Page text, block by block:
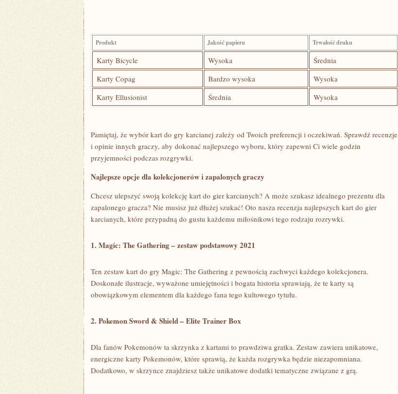
Produkt Jakość ⁢papieru Trwałość⁣ druku
Karty Bicycle Wysoka
Średnia
Karty‍ Copag
Bardzo wysoka
Wysoka
Karty Ellusionist
Średnia Wysoka
Pamiętaj, że wybór kart ​do gry karcianej zależy ‌od Twoich preferencji i oczekiwań.⁢ Sprawdź recenzje
⁤i opinie innych graczy, aby dokonać najlepszego wyboru, który zapewni Ci wiele godzin
przyjemności ⁤podczas rozgrywki.
Najlepsze opcje ‌dla ⁤kolekcjonerów​ i ​zapalonych graczy
Chcesz ulepszyć swoją kolekcję kart do gier‍ karcianych? A może⁢ szukasz idealnego prezentu dla⁢
zapalonego gracza? Nie ‌musisz już dłużej szukać! ⁤Oto nasza recenzja ⁤najlepszych kart do gier
karcianych, które ⁤przypadną do ⁤gustu każdemu⁣ miłośnikowi tego rodzaju rozrywki.
1. Magic: The Gathering ‍– zestaw podstawowy 2021
Ten ​zestaw ⁤kart do ⁣gry Magic: ​The ⁤Gathering z pewnością ⁤zachwyci ​każdego kolekcjonera.
Doskonałe ilustracje, wyważone umiejętności i bogata ⁣historia sprawiają,⁤ że ⁣te ‌karty ⁤są
obowiązkowym elementem dla każdego fana tego kultowego tytułu.
2. Pokemon Sword⁤ & Shield – Elite⁣ Trainer⁣ Box
Dla fanów ‌Pokemonów ⁤ta skrzynka z kartami to ⁢prawdziwa gratka.​ Zestaw ​zawiera unikatowe,
energiczne ‌karty Pokemonów, ‍które sprawią, że⁢ każda rozgrywka⁢ będzie niezapomniana.
Dodatkowo, w skrzynce⁢ znajdziesz także unikatowe dodatki tematyczne związane⁣ z⁣ grą.